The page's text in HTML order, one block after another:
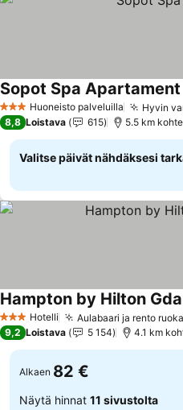
3 Tähtiluokitus
Huoneisto palveluilla Hyvin
Sopot Spa Apartament
8,8 Loistava 615 5.5 km
Valitse päivät nähdäksesi
3 Tähtiluokitus
Hotelli Aulabaari ja rento
Hampton by Hilton
9,2 Loistava 5 154 4.1 km
Alkaen 82 €
Näytä hinnat 11 sivustolta